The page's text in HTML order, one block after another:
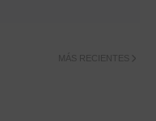
MÁS RECIENTES